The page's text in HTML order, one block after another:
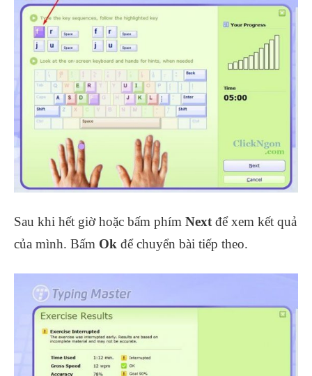
Sau khi hết giờ hoặc bấm phím Nextđể xem kết quả
của mình. Bấm Ok để chuyển bài tiếp theo.